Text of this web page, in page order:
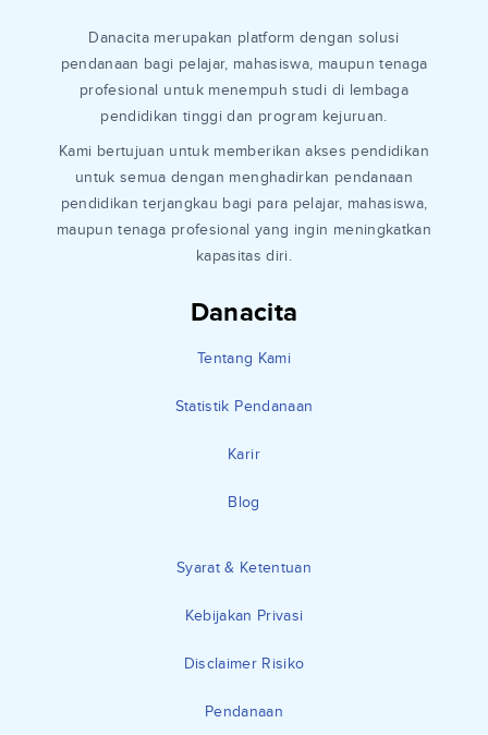
Danacita
Tentang Kami
Statistik Pendanaan
Karir
Blog
Syarat & Ketentuan
Kebijakan Privasi
Disclaimer Risiko
Pendanaan
Danacita merupakan platform dengan solusi
pendanaan bagi pelajar, mahasiswa, maupun tenaga
profesional untuk menempuh studi di lembaga
pendidikan tinggi dan program kejuruan.
Kami bertujuan untuk memberikan akses pendidikan
untuk semua dengan menghadirkan pendanaan
pendidikan terjangkau bagi para pelajar, mahasiswa,
maupun tenaga profesional yang ingin meningkatkan
kapasitas diri.